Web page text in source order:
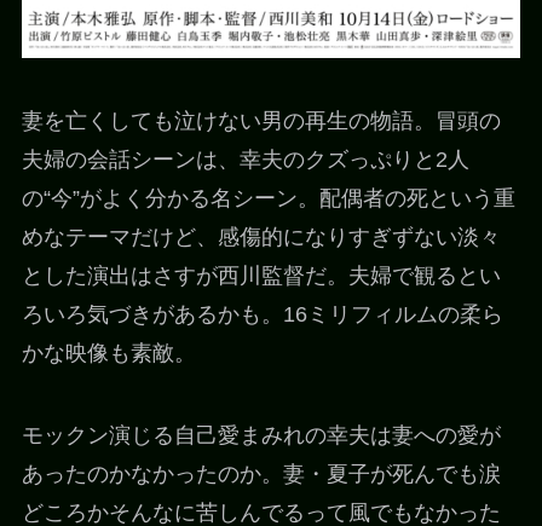
妻を亡くしても泣けない男の再生の物語。冒頭の
夫婦の会話シーンは、幸夫のクズっぷりと2人
の“今”がよく分かる名シーン。配偶者の死という重
めなテーマだけど、感傷的になりすぎずない淡々
とした演出はさすが西川監督だ。夫婦で観るとい
ろいろ気づきがあるかも。16ミリフィルムの柔ら
かな映像も素敵。
モックン演じる自己愛まみれの幸夫は妻への愛が
あったのかなかったのか。妻・夏子が死んでも涙
どころかそんなに苦しんでるって風でもなかった